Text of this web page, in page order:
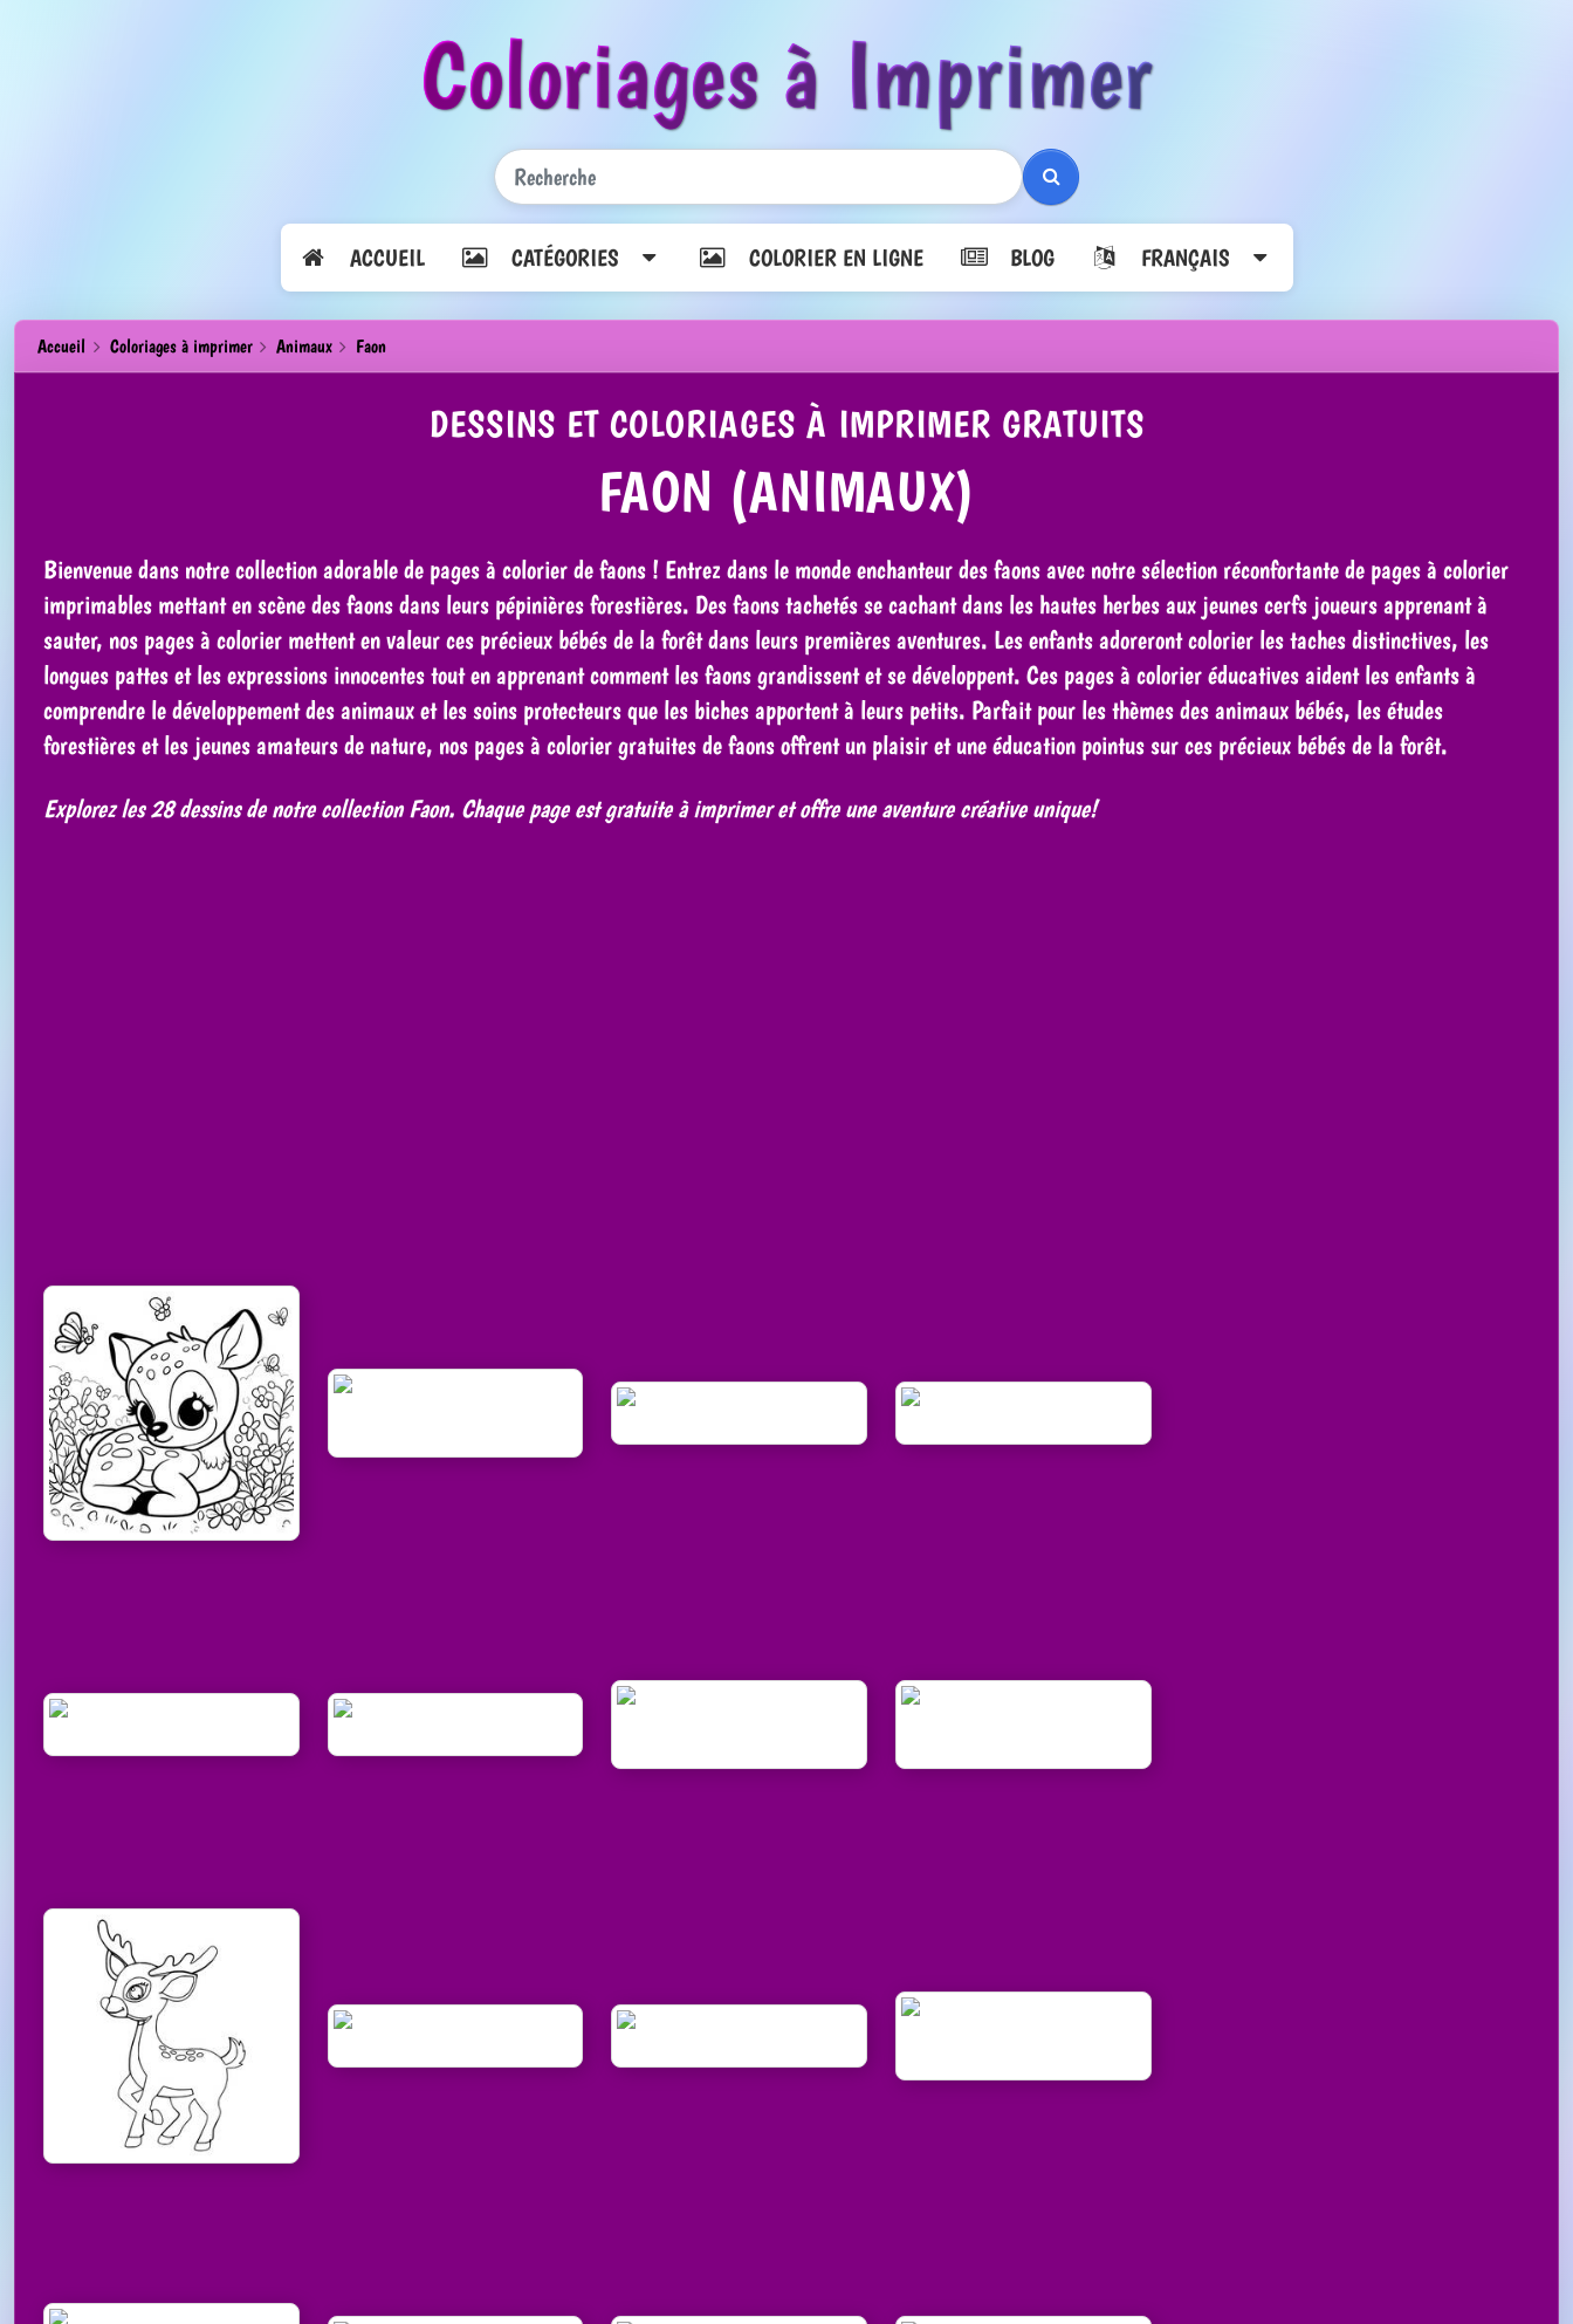
Coloriages à Imprimer
Rechercher
ACCUEIL CATÉGORIES COLORIER EN LIGNE BLOG FRANÇAIS
Accueil Coloriages à imprimer Animaux Faon
DESSINS ET COLORIAGES À IMPRIMER GRATUITS
FAON (ANIMAUX)
Bienvenue dans notre collection adorable de pages à colorier de faons ! Entrez dans le monde enchanteur des faons avec notre sélection réconfortante de pages à colorier
imprimables mettant en scène des faons dans leurs pépinières forestières. Des faons tachetés se cachant dans les hautes herbes aux jeunes cerfs joueurs apprenant à
sauter, nos pages à colorier mettent en valeur ces précieux bébés de la forêt dans leurs premières aventures. Les enfants adoreront colorier les taches distinctives, les
longues pattes et les expressions innocentes tout en apprenant comment les faons grandissent et se développent. Ces pages à colorier éducatives aident les enfants à
comprendre le développement des animaux et les soins protecteurs que les biches apportent à leurs petits. Parfait pour les thèmes des animaux bébés, les études
forestières et les jeunes amateurs de nature, nos pages à colorier gratuites de faons offrent un plaisir et une éducation pointus sur ces précieux bébés de la forêt.
Explorez les 28 dessins de notre collection Faon. Chaque page est gratuite à imprimer et offre une aventure créative unique!